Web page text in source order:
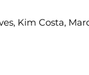
Kim Costa,